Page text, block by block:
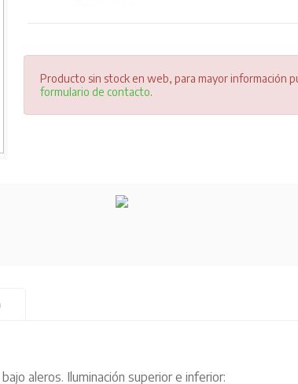
Producto sin stock en web, para mayor información
formulario de contacto.
aleros. Iluminación superior e inferior: